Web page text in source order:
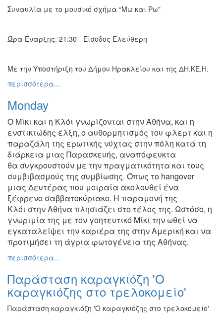
Συναυλία με το μουσικό σχήμα “Μω και Ρω"
Ώρα Έναρξης: 21:30 - Είσοδος Ελεύθερη
Με την Υποστήριξη του Δήμου Ηρακλείου και της ΔΗ.ΚΕ.Η.
περισσότερα...
Monday
Ο Μίκι και η Κλόι γνωρίζονται στην Αθήνα, και η
ενστικτώδης έλξη, ο αυθορμητισμός του φλερτ και η
παραζάλη της ερωτικής νύχτας στην πόλη κατά τη
διάρκεια μιας Παρασκευής, αναπόφευκτα
θα συγκρουστούν με την πραγματικότητα και τους
συμβιβασμούς της συμβίωσης. Όπως το hangover
μιας Δευτέρας που μοιραία ακολουθεί ένα
ξέφρενο σαββατοκύριακο. Η παραμονή της
Κλόι στην Αθήνα πλησιάζει στο τέλος της. Ωστόσο, η
γνωριμία της με τον γοητευτικό Μίκι την ωθεί να
εγκαταλείψει την καριέρα της στην Αμερική και να
προτιμήσει τη άγρια φωτογένεια της Αθήνας.
περισσότερα...
Παράσταση καραγκιόζη 'Ο
καραγκιόζης στο τρελοκομείο'
Παράσταση καραγκιόζη 'Ο καραγκιόζης στο τρελοκομείο'